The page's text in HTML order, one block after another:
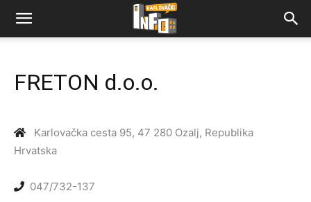
FRETON d.o.o.
Karlovačka cesta 95, 47 280 Ozalj, Republika
Hrvatska
047/732-137